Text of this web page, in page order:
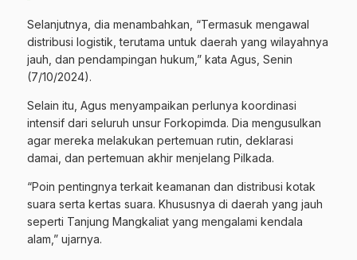
Selanjutnya, dia menambahkan, “Termasuk mengawal
distribusi logistik, terutama untuk daerah yang wilayahnya
jauh, dan pendampingan hukum,” kata Agus, Senin
(7/10/2024).
Selain itu, Agus menyampaikan perlunya koordinasi
intensif dari seluruh unsur Forkopimda. Dia mengusulkan
agar mereka melakukan pertemuan rutin, deklarasi
damai, dan pertemuan akhir menjelang Pilkada.
“Poin pentingnya terkait keamanan dan distribusi kotak
suara serta kertas suara. Khususnya di daerah yang jauh
seperti Tanjung Mangkaliat yang mengalami kendala
alam,” ujarnya.